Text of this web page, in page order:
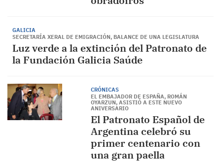
GALICIA
SECRETARÍA XERAL DE EMIGRACIÓN, BALANCE DE UNA LEGISLATURA
Luz verde a la extinción del Patronato de
la Fundación Galicia Saúde
CRÓNICAS
EL EMBAJADOR DE ESPAÑA, ROMÁN
OYARZUN, ASISTIÓ A ESTE NUEVO
ANIVERSARIO
El Patronato Español de
Argentina celebró su
primer centenario con
una gran paella